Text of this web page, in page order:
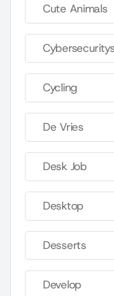
Cute Animals
Cybersecuritys
Cycling
De Vries
Desk Job
Desktop
Desserts
Develop